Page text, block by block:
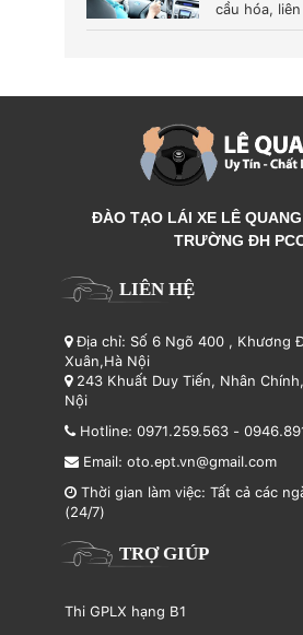
cầu hóa,
hiệp...
ĐÀO TẠO LÁI XE LÊ
TRƯỜNG ĐH
LIÊN HỆ
Địa chỉ: Số 6 Ngõ 400 , Khương
Xuân,Hà Nội
243 Khuất Duy Tiến, Nhân
Nội
Hotline: 0971.259.563 -
Email: oto.ept.vn@gmail.com
Thời gian làm việc: Tất cả các
(24/7)
TRỢ GIÚP
Thi GPLX hạng B1